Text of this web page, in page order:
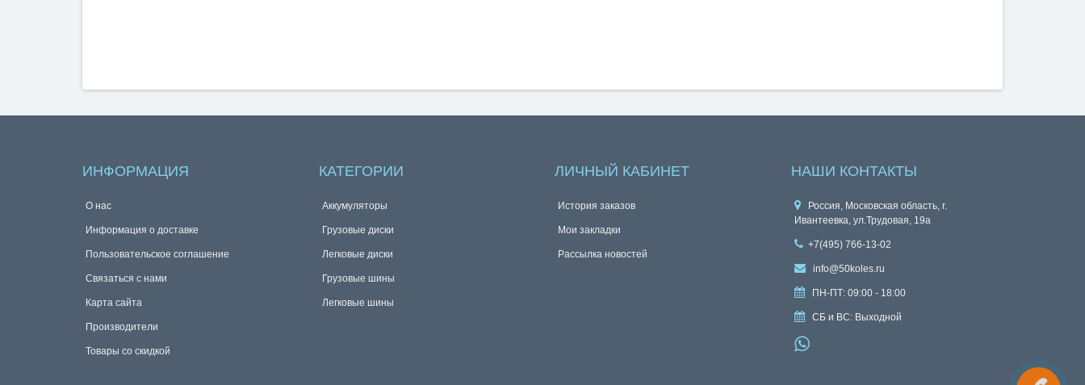
ИНФОРМАЦИЯ
О нас
Информация о доставке
Пользовательское соглашение
Связаться с нами
Карта сайта
Производители
Товары со скидкой
КАТЕГОРИИ
Аккумуляторы
Грузовые диски
Легковые диски
Грузовые шины
Легковые шины
ЛИЧНЫЙ КАБИНЕТ
История заказов
Мои закладки
Рассылка новостей
НАШИ КОНТАКТЫ
Россия, Московская область, г.
Ивантеевка, ул.Трудовая, 19а
+7(495) 766-13-02
info@50koles.ru
ПН-ПТ: 09:00 - 18:00
СБ и ВС: Выходной